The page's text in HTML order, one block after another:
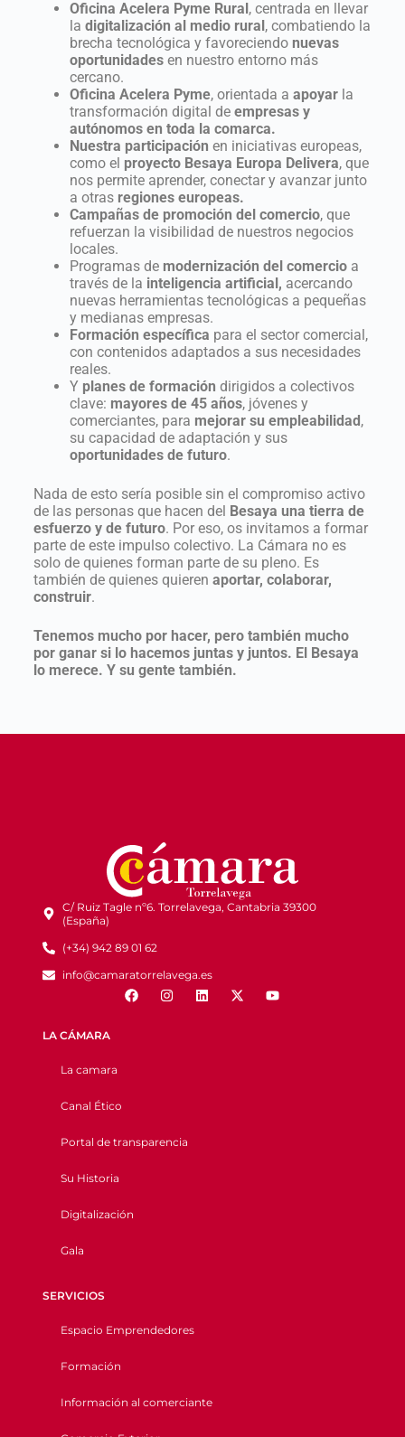
Oficina Acelera Pyme Rural , centrada en llevar
la digitalización al medio rural , combatiendo la
brecha tecnológica y favoreciendo nuevas
oportunidadesen nuestro entorno más
cercano.
Oficina Acelera Pyme, orientada a apoyarla
transformación digital de empresas y
autónomos en toda la comarca.
Nuestra participación en iniciativas europeas,
como el proyecto Besaya Europa Delivera, que
nos permite aprender, conectar y avanzar junto
a otras regiones europeas.
Campañas de promoción del comercio, que
refuerzan la visibilidad de nuestros negocios
locales.
Programas de modernización del comercioa
través de la inteligencia artificial, acercando
nuevas herramientas tecnológicas a pequeñas
y medianas empresas.
Formación específica para el sector comercial,
con contenidos adaptados a sus necesidades
reales.
Y planes de formación dirigidos a colectivos
clave: mayores de 45 años, jóvenes y
comerciantes, para mejorar su empleabilidad ,
su capacidad de adaptación y sus
oportunidades de futuro.
Nada de esto sería posible sin el compromiso activo
de las personas que hacen del Besaya una tierra de
esfuerzo y de futuro. Por eso, os invitamos a formar
parte de este impulso colectivo. La Cámara no es
solo de quienes forman parte de su pleno. Es
también de quienes quieren aportar, colaborar,
construir.
Tenemos mucho por hacer, pero también mucho
por ganar si lo hacemos juntas y juntos. El Besaya
lo merece. Y su gente también.
C/ Ruiz Tagle nº6. Torrelavega, Cantabria 39300
(España)
(+34) 942 89 01 62
info@camaratorrelavega.es
LA CÁMARA
La camara
Canal Ético
Portal de transparencia
Su Historia
Digitalización
Gala
SERVICIOS
Espacio Emprendedores
Formación
Información al comerciante